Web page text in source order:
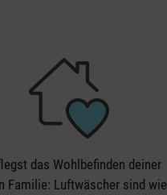
das Wohlbefinden deiner
Familie: Luftwäscher sind wie